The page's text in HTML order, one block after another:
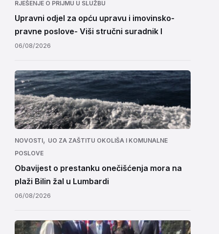
RJEŠENJE O PRIJMU U SLUŽBU
Upravni odjel za opću upravu i imovinsko-
pravne poslove- Viši stručni suradnik I
06/08/2026
NOVOSTI, UO ZA ZAŠTITU OKOLIŠA I KOMUNALNE
POSLOVE
Obavijest o prestanku onečišćenja mora na
plaži Bilin žal u Lumbardi
06/08/2026